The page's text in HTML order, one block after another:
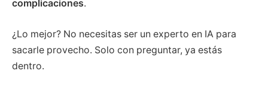
complicaciones.
¿Lo mejor? No necesitas ser un experto en IA para
sacarle provecho. Solo con preguntar, ya estás
dentro.